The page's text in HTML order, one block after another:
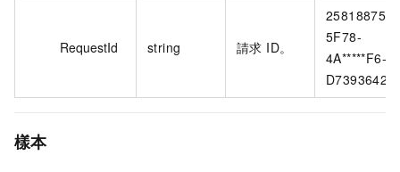
RequestId string 請求 ID。
25818875-
5F78-
4A*****F6-
樣本